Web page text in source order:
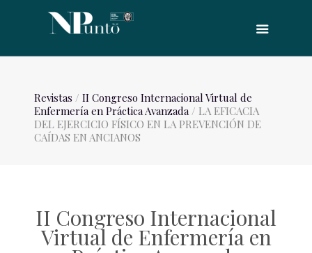
Revistas / II Congreso Internacional Virtual de
Enfermería en Práctica Avanzada/ LA EFICACIA
DEL EJERCICIO FÍSICO EN LA PREVENCIÓN DE
CAÍDAS EN ANCIANOS
II Congreso Internacional
Virtual de Enfermería en